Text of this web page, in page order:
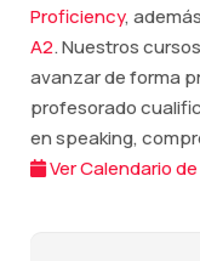
Proficiency,
A2. Nuestros
avanzar de forma
profesorado
en speaking,
Ver Calendario